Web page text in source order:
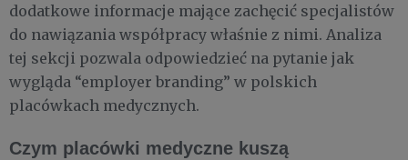
dodatkowe informacje mające zachęcić specjalistów
do nawiązania współpracy właśnie z nimi. Analiza
tej sekcji pozwala odpowiedzieć na pytanie jak
wygląda “employer branding” w polskich
placówkach medycznych.
Czym placówki medyczne kuszą